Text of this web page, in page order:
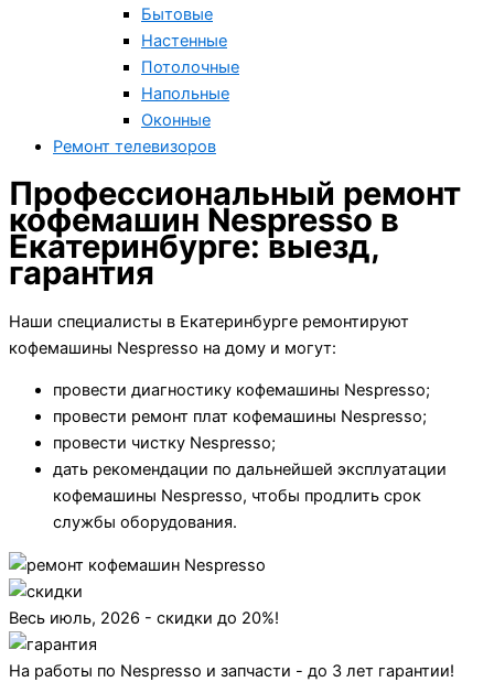
Бытовые
Настенные
Потолочные
Напольные
Оконные
Ремонт телевизоров
Профессиональный ремонт
кофемашин Nespresso в
Екатеринбурге: выезд,
гарантия
Наши специалисты в Екатеринбурге ремонтируют
кофемашины Nespresso на дому и могут:
провести диагностику кофемашины Nespresso;
провести ремонт плат кофемашины Nespresso;
провести чистку Nespresso;
дать рекомендации по дальнейшей эксплуатации
кофемашины Nespresso, чтобы продлить срок
службы оборудования.
Весь июль, 2026 - скидки до 20%!
На работы по Nespresso и запчасти - до 3 лет гарантии!